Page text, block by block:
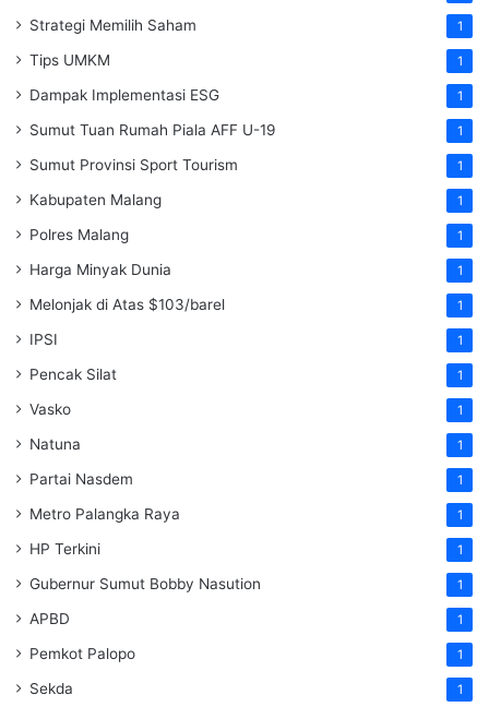
Strategi Memilih Saham 1
Tips UMKM 1
Dampak Implementasi ESG 1
Sumut Tuan Rumah Piala AFF U-19 1
Sumut Provinsi Sport Tourism 1
Kabupaten Malang 1
Polres Malang 1
Harga Minyak Dunia 1
Melonjak di Atas $103/barel 1
IPSI 1
Pencak Silat 1
Vasko 1
Natuna 1
Partai Nasdem 1
Metro Palangka Raya 1
HP Terkini 1
Gubernur Sumut Bobby Nasution 1
APBD 1
Pemkot Palopo 1
Sekda 1